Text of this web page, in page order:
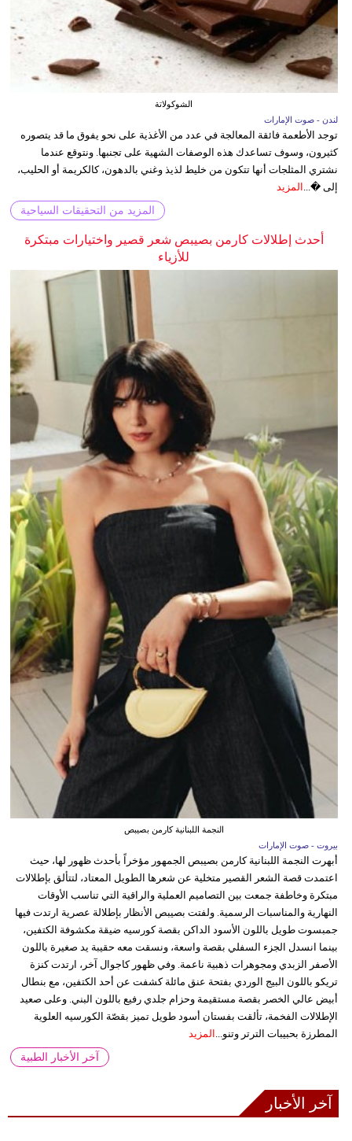
الشوكولاتة
لندن - صوت الإمارات
توجد الأطعمة فائقة المعالجة في عدد من الأغذية على نحو يفوق ما قد يتصوره
كثيرون، وسوف تساعدك هذه الوصفات الشهية على تجنبها. ونتوقع عندما
نشتري المثلجات أنها تتكون من خليط لذيذ وغني بالدهون، كالكريمة أو الحليب،
إلى �... المزيد
المزيد من التحقيقات السياحية
أحدث إطلالات كارمن بصيبص شعر قصير واختيارات مبتكرة
للأزياء
النجمة اللبنانية كارمن بصيبص
بيروت - صوت الإمارات
أبهرت النجمة اللبنانية كارمن بصيبص الجمهور مؤخراً بأحدث ظهور لها، حيث
اعتمدت قصة الشعر القصير متخلية عن شعرها الطويل المعتاد، لتتألق بإطلالات
مبتكرة وخاطفة جمعت بين التصاميم العملية والراقية التي تناسب الأوقات
النهارية والمناسبات الرسمية. ولفتت بصيبص الأنظار بإطلالة عصرية ارتدت فيها
جمبسوت طويل باللون الأسود الداكن بقصة كورسيه ضيقة مكشوفة الكتفين،
بينما انسدل الجزء السفلي بقصة واسعة، ونسقت معه حقيبة يد صغيرة باللون
الأصفر الزبدي ومجوهرات ذهبية ناعمة. وفي ظهور كاجوال آخر، ارتدت كنزة
تريكو باللون البيج الوردي بفتحة عنق مائلة كشفت عن أحد الكتفين، مع بنطال
أبيض عالي الخصر بقصة مستقيمة وحزام جلدي رفيع باللون البني. وعلى صعيد
الإطلالات الفخمة، تألقت بفستان أسود طويل تميز بقصّة الكورسيه العلوية
المطرزة بحبيبات الترتر وتنو... المزيد
آخر الأخبار الطبية
آخر الأخبار